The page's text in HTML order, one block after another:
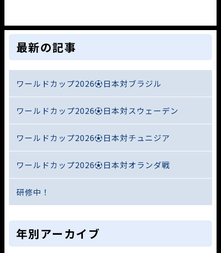
最新の記事
ワールドカップ2026⚽日本対ブラジル
ワールドカップ2026⚽日本対スウェーデン
ワールドカップ2026⚽日本対チュニジア
ワールドカップ2026⚽日本対オランダ戦
研修中！
年別アーカイブ